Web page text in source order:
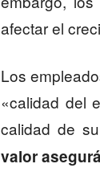
afectar el
Los
«calidad del
calidad de
valor